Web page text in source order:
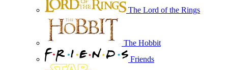
The Lord of the Rings
The Hobbit
Friends